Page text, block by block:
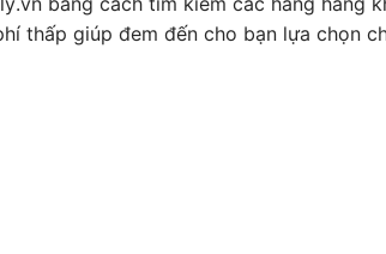
thấp giúp đem đến cho bạn lựa chọn